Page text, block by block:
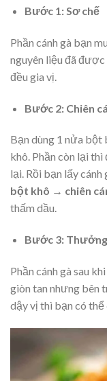
Bước 1: Sơ chế
Phần cánh gà bạn
nguyên liệu đã
đều gia vị.
Bước 2: Chiên
Bạn dùng 1 nửa bột
khô. Phần còn lại
lại. Rồi bạn lấy
bột khô → chiên
thấm dầu.
Bước 3:
Phần cánh gà sau
giòn tan nhưng bên
dậy vị thì bạn có